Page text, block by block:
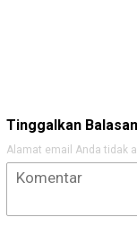
Tinggalkan Balasan
Alamat email Anda tidak